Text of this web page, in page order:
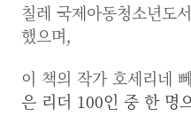
칠레 국제아동청소년도
했으며,
이 책의 작가 호세리네
은 리더 100인 중 한 명